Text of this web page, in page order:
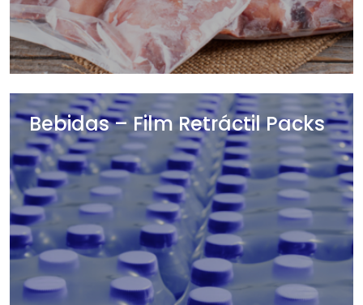
Bebidas – Film Retráctil Packs